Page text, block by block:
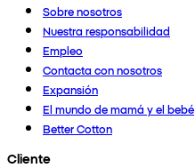
Sobre nosotros
Nuestra responsabilidad
Empleo
Contacta con nosotros
Expansión
El mundo de mamá y el bebé
Better Cotton
Cliente